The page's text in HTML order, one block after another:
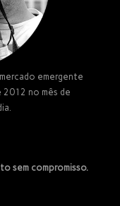
emergente
no mês de
sem compromisso.